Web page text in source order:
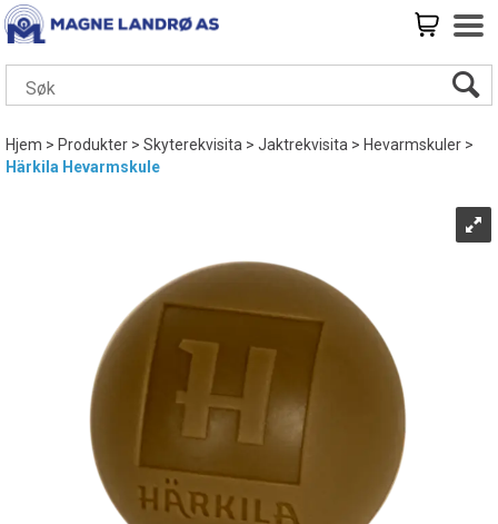
Hjem>Produkter>Skyterekvisita>Jaktrekvisita>Hevarmskuler>
Härkila Hevarmskule